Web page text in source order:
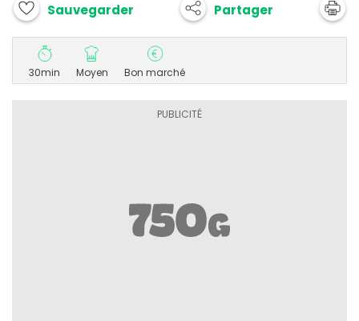
Sauvegarder Partager
30min Moyen Bon marché